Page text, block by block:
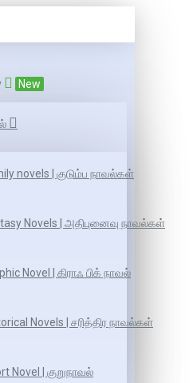
New
novels | குடும்ப நாவல்கள்
Novels | அதிபுனைவு நாவல்கள்
Novel | கிராஃ பிக் நாவல்
Novels | சரித்திர நாவல்கள்
Novel | குறுநாவல்